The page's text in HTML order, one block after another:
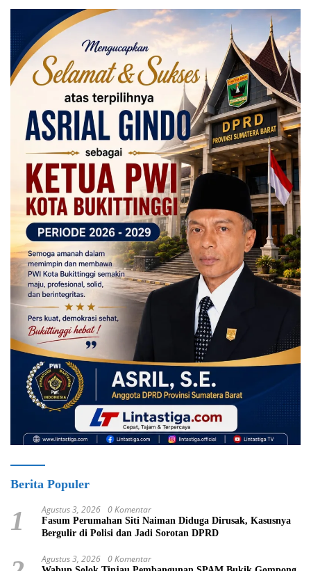
Berita Populer
1 Agustus 3, 2026 0 Komentar
Fasum Perumahan Siti Naiman Diduga Dirusak, Kasusnya
Bergulir di Polisi dan Jadi Sorotan DPRD
Agustus 3, 2026 0 Komentar